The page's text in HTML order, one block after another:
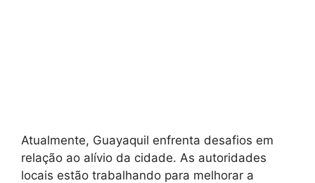
Atualmente, Guayaquil enfrenta desafios em
relação ao alívio da cidade. As autoridades
locais estão trabalhando para melhorar a